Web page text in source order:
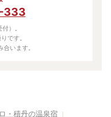
333
）。
です。
います。
・積丹の温泉宿